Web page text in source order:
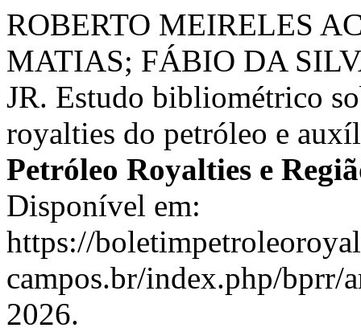
ROBERTO MEIRELES
MATIAS; FÁBIO DA
JR. Estudo bibliométrico
royalties do petróleo e
Petróleo Royalties e
Disponível em:
https://
campos.br/index.php/bprr/
2026.